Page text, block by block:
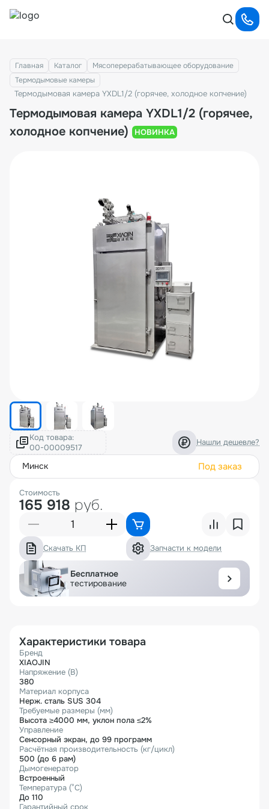
Главная Каталог
Мясоперерабатывающее оборудование
Термодымовые камеры
Термодымовая камера YXDL1/2 (горячее, холодное копчение)
Термодымовая камера YXDL1/2 (горячее,
холодное копчение)
НОВИНКА
Код товара: Нашли дешевле?
минск Под заказ
Стоимость
165 918 руб.
Скачать КП Запчасти к модели
Бесплатное
тестирование
Характеристики товара
Бренд
XIAOJIN
Напряжение (В)
380
Материал корпуса
Нерж. сталь SUS 304
Требуемые размеры (мм)
Высота ≥4000 мм, уклон пола ≤2%
Управление
Сенсорный экран, до 99 программ
Расчётная производительность (кг/цикл)
500 (до 6 рам)
Дымогенератор
Встроенный
Температура (°C)
До 110
Гарантийный срок